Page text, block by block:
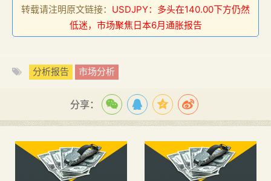
转载请注明原文链接： USDJPY：多头在140.00下方仍然
低迷，市场聚焦日本6月通胀报告
分析报告 市场分析
分享：